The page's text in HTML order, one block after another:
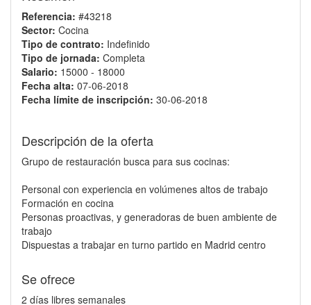
Referencia: #43218
Sector: Cocina
Tipo de contrato: Indefinido
Tipo de jornada: Completa
Salario: 15000 - 18000
Fecha alta: 07-06-2018
Fecha límite de inscripción: 30-06-2018
Descripción de la oferta
Grupo de restauración busca para sus cocinas:
Personal con experiencia en volúmenes altos de trabajo
Formación en cocina
Personas proactivas, y generadoras de buen ambiente de
trabajo
Dispuestas a trabajar en turno partido en Madrid centro
Se ofrece
2 días libres semanales